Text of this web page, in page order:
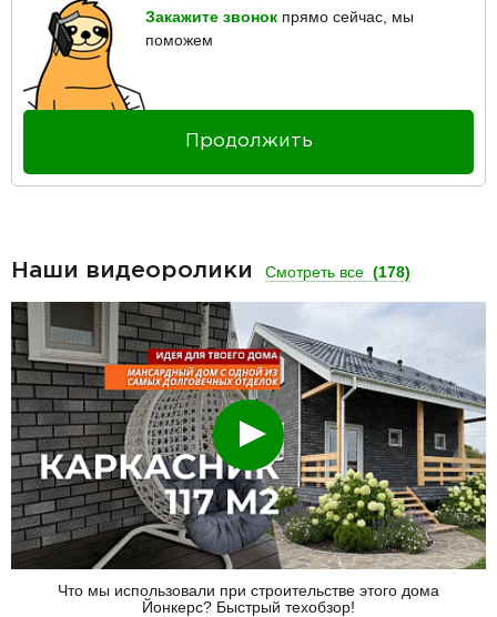
Закажите звонок прямо сейчас, мы
поможем
Продолжить
Наши видеоролики Смотреть все (178)
Смотреть
Что мы использовали при строительстве этого дома
Йонкерс? Быстрый техобзор!